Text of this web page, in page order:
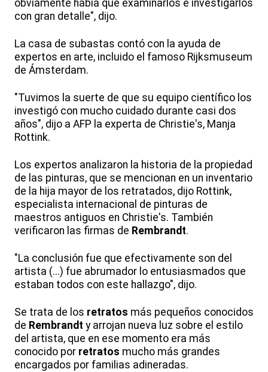
obviamente había que examinarlos e investigarlos
con gran detalle", dijo.
La casa de subastas contó con la ayuda de
expertos en arte, incluido el famoso Rijksmuseum
de Ámsterdam.
"Tuvimos la suerte de que su equipo científico los
investigó con mucho cuidado durante casi dos
años", dijo a AFP la experta de Christie's, Manja
Rottink.
Los expertos analizaron la historia de la propiedad
de las pinturas, que se mencionan en un inventario
de la hija mayor de los retratados, dijo Rottink,
especialista internacional de pinturas de
maestros antiguos en Christie's. También
verificaron las firmas de Rembrandt.
"La conclusión fue que efectivamente son del
artista (...) fue abrumador lo entusiasmados que
estaban todos con este hallazgo", dijo.
Se trata de los retratos más pequeños conocidos
de Rembrandt y arrojan nueva luz sobre el estilo
del artista, que en ese momento era más
conocido por retratos mucho más grandes
encargados por familias adineradas.